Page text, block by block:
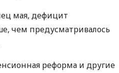
мая, дефицит
чем предусматривалось
реформа и другие